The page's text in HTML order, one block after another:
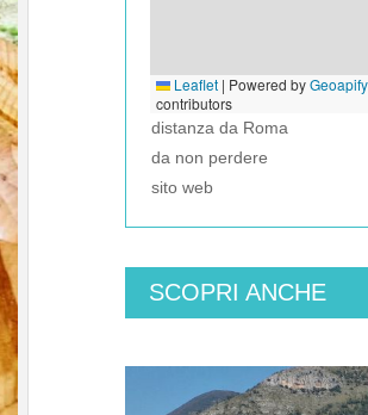
Leaflet | Powered byGeoapify
contributors
distanza da Roma
da non perdere
sito web
SCOPRI ANCHE